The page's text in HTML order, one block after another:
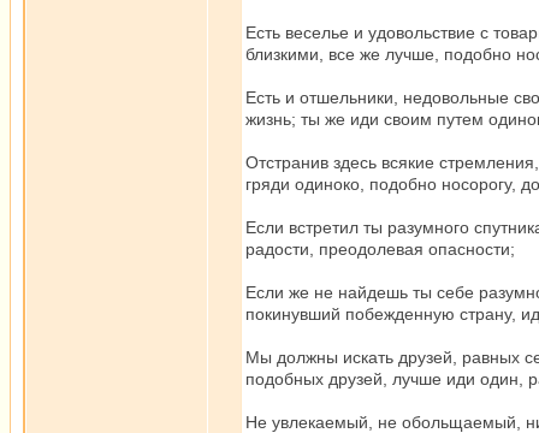
Есть веселье и удовольствие с
близкими, все же лучше, подобно
Есть и отшельники, недовольные
жизнь; ты же иди своим путем
Отстранив здесь всякие
гряди одиноко, подобно носорогу,
Если встретил ты разумного
радости, преодолевая опасности;
Если же не найдешь ты себе
покинувший побежденную страну,
Мы должны искать друзей, равных
подобных друзей, лучше иди один,
Не увлекаемый, не обольщаемый,